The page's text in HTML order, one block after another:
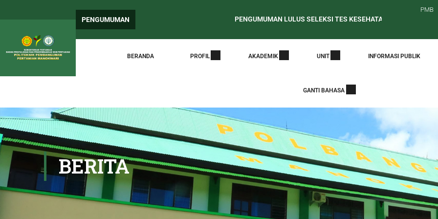
PENGUMUMAN PENGUMUMAN LULUS SELEKSI TES KESEHATAN CALON MAHASISWA
Surat Edaran Periode Awal Pelaporan PDDikti PENELUSURAN
PMB
BERANDA PROFIL AKADEMIK UNIT INFORMASI PUBLIK
GANTI BAHASA
BERITA